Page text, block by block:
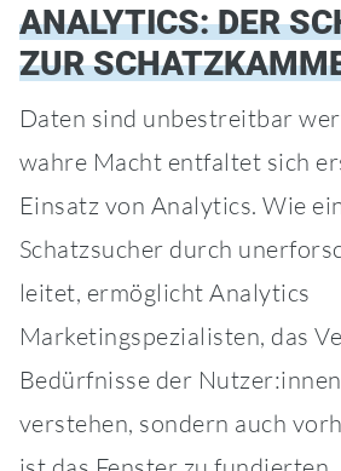
ANALYTICS: DER
ZUR
Daten sind unbestreitbar
wahre Macht entfaltet sich
Einsatz von Analytics. Wie
Schatzsucher durch
leitet, ermöglicht Analytics
Marketingspezialisten, das
Bedürfnisse der
verstehen, sondern auch